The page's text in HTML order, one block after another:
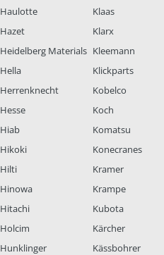
Haulotte
Hazet
Heidelberg Materials
Hella
Herrenknecht
Hesse
Hiab
Hikoki
Hilti
Hinowa
Hitachi
Holcim
Hunklinger
Klaas
Klarx
Kleemann
Klickparts
Kobelco
Koch
Komatsu
Konecranes
Kramer
Krampe
Kubota
Kärcher
Kässbohrer